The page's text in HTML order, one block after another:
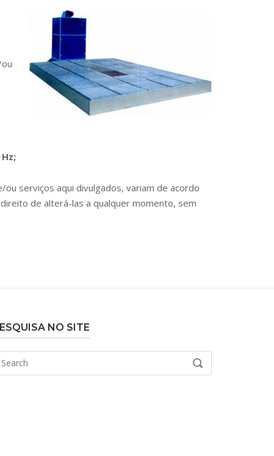
serviços aqui divulgados, variam de acordo
de alterá-las a qualquer momento, sem
NO SITE
SEARCH